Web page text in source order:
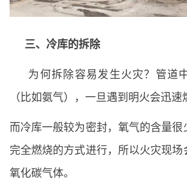
三、冷库的拆除
为何拆除容易发生火灾？管道
（比如氨气），一旦遇到明火会迅速
而冷库一般较为密封，氧气的含量很
完全燃烧的方式进行，所以火灾现场
氧化碳气体。